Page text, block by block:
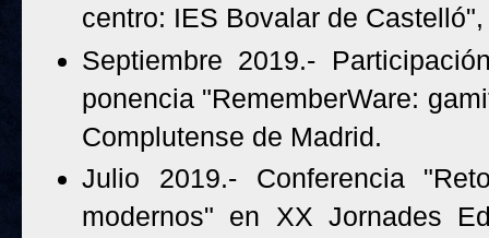
centro: IES Bovalar de
Septiembre 2019.-
ponencia "RememberWare:
Complutense de Madrid.
Julio 2019.- Conferencia
modernos" en XX Jornades